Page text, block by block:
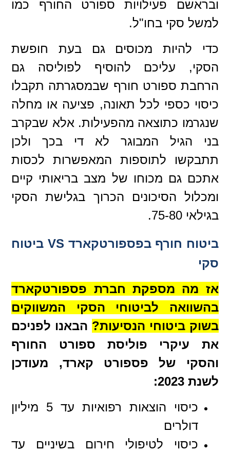
ובראשם פעילויות ספורט החורף כמו
למשל סקי בחו"ל.
כדי להיות מכוסים גם בעת חופשת
הסקי, עליכם להוסיף לפוליסה גם
הרחבת ספורט חורף שבמסגרתה תקבלו
כיסוי כספי לכל תאונה, פציעה או מחלה
שנגרמו כתוצאה מהפעילות. אלא שבקרב
בני הגיל המבוגר לא די בכך ולכן
תתבקשו לתוספות המאפשרות לכסות
אתכם גם מכוחו של מצב בריאותי קיים
ומכלול הסיכונים הכרוך בגלישת הסקי
בגילאי 75-80.
ביטוח חורף בפספורטקארד VS ביטוח
סקי
אז מה מספקת חברת פספורטקארד
בהשוואה לביטוחי הסקי המשווקים
בשוק ביטוחי הנסיעות? הבאנו לפניכם
את עיקרי פוליסת ספורט החורף
והסקי של פספורט קארד, מעודכן
לשנת 2023:
כיסוי הוצאות רפואיות עד 5 מיליון
דולרים
כיסוי לטיפולי חירום בשיניים עד